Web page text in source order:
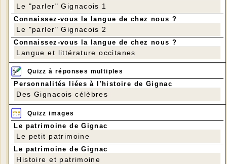
GenresComédie musicale,Romance
NationalitéAméricain
SYNOPSIS:
Au coeur de Los Angeles, une actrice en devenir
prénommée Mia sert des cafés entre deux auditions.
De son côté, Sebastian, passionné de jazz, joue du piano
dans des clubs miteux pour assurer sa subsistance.
Tous deux sont bien loin de la vie rêvée à laquelle ils
aspirent…
Le destin va réunir ces doux rêveurs, mais leur coup de
foudre résistera-t-il aux tentations, aux déceptions, et à
la vie trépidante d’Hollywood
Tarif :
Entrée adultes : 6 €
Entrée enfants (- de 18 ans) : 3 €
Adhérents à CinéLot : 4 €
Le "parler" Gignacois 1
Connaissez-vous la langue de chez nous ?
Le "parler" Gignacois 2
Connaissez-vous la langue de chez nous ?
Langue et littérature occitanes
Quizz à réponses multiples
Personnalités liées à l'histoire de Gignac
Des Gignacois célèbres
Quizz images
Le patrimoine de Gignac
Le petit patrimoine
Le patrimoine de Gignac
Histoire et patrimoine